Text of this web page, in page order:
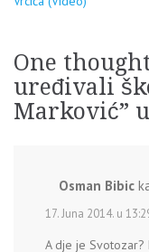
One
uređivali
Marković”
Osman Bibic
17. Juna 2014. u
A dje je Svotozar?